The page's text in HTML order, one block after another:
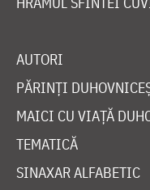
AUTORI
PĂRINȚI
MAICI CU VIAȚĂ
TEMATICĂ
SINAXAR ALFABETIC